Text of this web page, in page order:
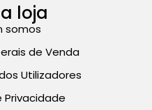
loja
somos
de Venda
Utilizadores
Privacidade